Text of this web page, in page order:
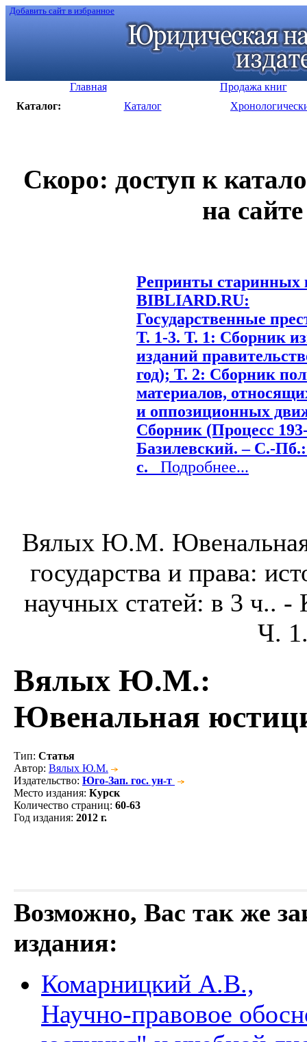
Добавить сайт в избранное
Главная
Продажа книг
Каталог:
Каталог
Скоро: доступ к
на
Репринты старинных
BIBLIARD.RU:
Государственные
Т. 1-3. Т. 1: Сборник
изданий
год); Т. 2: Сборник
материалов,
и оппозиционных
Сборник (Процесс
Базилевский. – С.-
с. Подробнее...
Вялых Ю.М. Ювенальная
государства и права:
научных статей: в 3 ч..
Ч.
Вялых Ю.М.:
Ювенальная
Тип: Статья
Автор: Вялых Ю.М.
Издательство: Юго-Зап. гос. ун-т
Место издания: Курск
Количество страниц: 60-63
Год издания: 2012 г.
Возможно, Вас так же
издания:
Комарницкий А.В.,
Научно-правовое